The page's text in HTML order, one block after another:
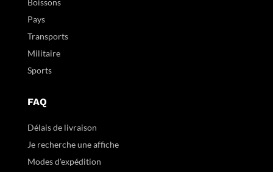
Pays
Transports
Militaire
Sports
FAQ
Délais de livraison
Je recherche une affiche
Modes d'expédition